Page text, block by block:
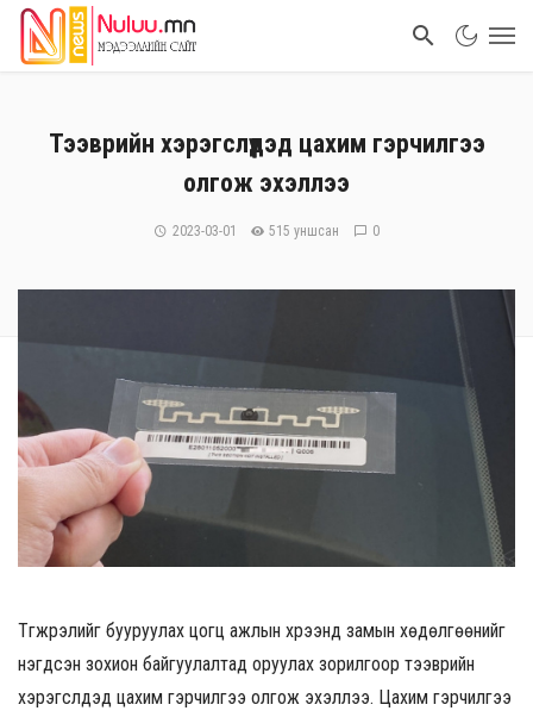
Тээврийн хэрэгслүүдэд цахим гэрчилгээ
олгож эхэллээ
2023-03-01 515 уншсан 0
Түгжрэлийг бууруулах цогц ажлын хүрээнд замын хөдөлгөөнийг
нэгдсэн зохион байгуулалтад оруулах зорилгоор тээврийн
хэрэгслүүдэд цахим гэрчилгээ олгож эхэллээ. Цахим гэрчилгээ